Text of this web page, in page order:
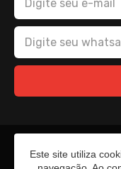
Este site utiliza